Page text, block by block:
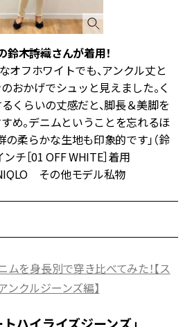
鈴木詩織さんが着用！
オフホワイトでも、アンクル丈と
おかげでシュッと見えました。く
くらいの丈感だと、脚長＆美脚を
め。デニムということを忘れるほ
の柔らかな生地も印象的です」（鈴
チ［01 OFF WHITE］着用
その他モデル私物
ムを身長別で穿き比べてみた！【ス
ンクルジーンズ編】
ハイライズジーンズ」